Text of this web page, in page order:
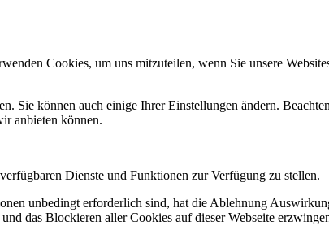
Cookies, um uns mitzuteilen, wenn Sie unsere
Sie können auch einige Ihrer Einstellungen ändern.
anbieten können.
Dienste und Funktionen zur Verfügung zu stellen.
unbedingt erforderlich sind, hat die Ablehnung
das Blockieren aller Cookies auf dieser Webseite